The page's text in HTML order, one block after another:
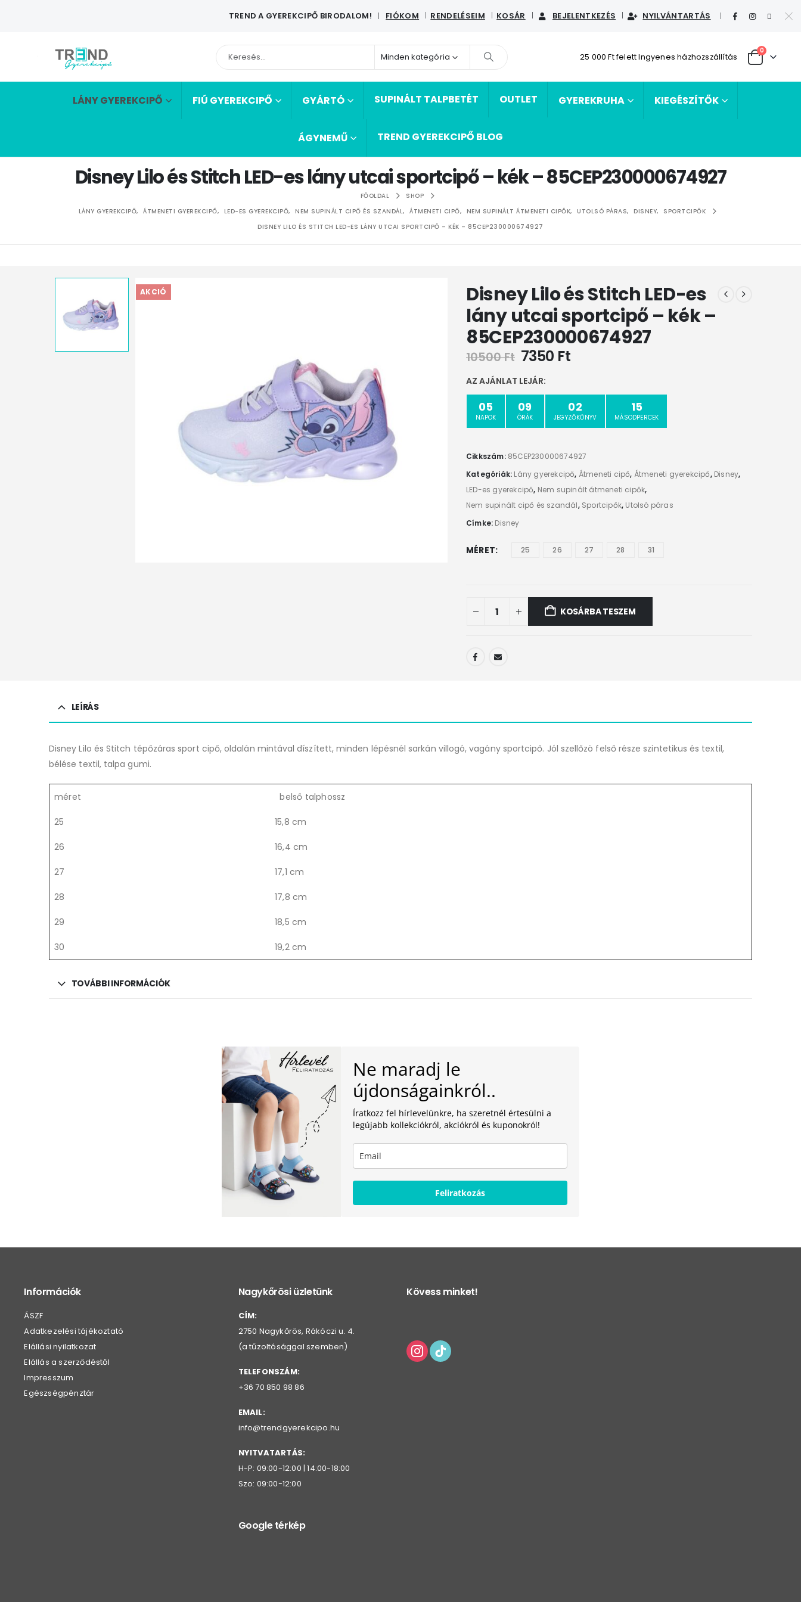
TREND A GYEREKCIPŐ BIRODALOM! | FIÓKOM RENDELÉSEIM KOSÁR BEJELENTKEZÉS NYILVÁNTARTÁS |
Minden kategória 25 000 Ft felett Ingyenes házhozszállítás
0
LÁNY GYEREKCIPŐ FIÚ GYEREKCIPŐ GYÁRTÓ SUPINÁLT TALPBETÉT OUTLET GYEREKRUHA KIEGÉSZÍTŐK
ÁGYNEMŰ TREND GYEREKCIPŐ BLOG
Disney Lilo és Stitch LED-es lány utcai sportcipő – kék – 85CEP230000674927
FŐOLDAL
SHOP
LÁNY GYEREKCIPŐ, ÁTMENETI GYEREKCIPŐ, LED-ES GYEREKCIPŐ, NEM SUPINÁLT CIPŐ ÉS SZANDÁL, ÁTMENETI CIPŐ, NEM SUPINÁLT ÁTMENETI CIPŐK, UTOLSÓ PÁRAS, DISNEY,
SPORTCIPŐK
DISNEY LILO ÉS STITCH LED-ES LÁNY UTCAI SPORTCIPŐ – KÉK – 85CEP230000674927
AKCIÓ
Disney Lilo és Stitch LED-es
lány utcai sportcipő – kék –
85CEP230000674927
10500Ft 7350 Ft
AZ AJÁNLAT LEJÁR:
05
NAPOK
09
ÓRÁK
02
JEGYZŐKÖNYV
15
MÁSODPERCEK
Cikkszám: 85CEP230000674927
Kategóriák: Lány gyerekcipő, Átmeneti cipő, Átmeneti gyerekcipő, Disney,
LED-es gyerekcipő, Nem supinált átmeneti cipők,
Nem supinált cipő és szandál, Sportcipők, Utolsó páras
Címke: Disney
MÉRET 25 26 27 28 31
KOSÁRBA TESZEM
LEÍRÁS
Disney Lilo és Stitch tépőzáras sport cipő, oldalán mintával díszített, minden lépésnél sarkán villogó, vagány sportcipő. Jól szellőzö felső része szintetikus és textil,
bélése textil, talpa gumi.
méret belső talphossz
25 15,8 cm
26 16,4 cm
27 17,1 cm
28 17,8 cm
29 18,5 cm
30 19,2 cm
TOVÁBBI INFORMÁCIÓK
Ne maradj le
újdonságainkról..
Íratkozz fel hírlevelünkre, ha szeretnél értesülni a
legújabb kollekciókról, akciókról és kuponokról!
Feliratkozás
Információk
ÁSZF
Adatkezelési tájékoztató
Elállási nyilatkozat
Elállás a szerződéstől
Impresszum
Egészségpénztár
Nagykőrösi üzletünk
CÍM:
2750 Nagykőrös, Rákóczi u. 4.
(a tűzoltósággal szemben)
TELEFONSZÁM:
+36 70 850 98 86
EMAIL:
info@trendgyerekcipo.hu
NYITVATARTÁS:
H-P: 09:00-12:00 | 14:00-18:00
Szo: 09:00-12:00
Google térkép
Kövess minket!